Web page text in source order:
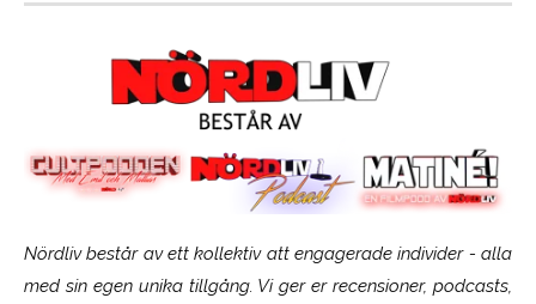
Nördliv består av ett kollektiv att engagerade individer - alla
med sin egen unika tillgång. Vi ger er recensioner, podcasts,